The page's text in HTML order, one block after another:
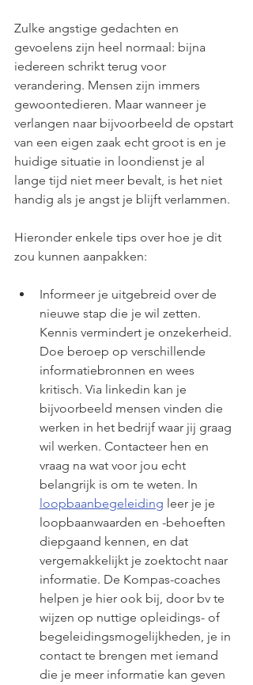
Zulke angstige gedachten en
gevoelens zijn heel normaal: bijna
iedereen schrikt terug voor
verandering. Mensen zijn immers
gewoontedieren. Maar wanneer je
verlangen naar bijvoorbeeld de opstart
van een eigen zaak echt groot is en je
huidige situatie in loondienst je al
lange tijd niet meer bevalt, is het niet
handig als je angst je blijft verlammen.
Hieronder enkele tips over hoe je dit
zou kunnen aanpakken:
Informeer je uitgebreid over de
nieuwe stap die je wil zetten.
Kennis vermindert je onzekerheid.
Doe beroep op verschillende
informatiebronnen en wees
kritisch. Via linkedin kan je
bijvoorbeeld mensen vinden die
werken in het bedrijf waar jij graag
wil werken. Contacteer hen en
vraag na wat voor jou echt
belangrijk is om te weten. In
loopbaanbegeleiding leer je je
loopbaanwaarden en -behoeften
diepgaand kennen, en dat
vergemakkelijkt je zoektocht naar
informatie. De Kompas-coaches
helpen je hier ook bij, door bv te
wijzen op nuttige opleidings- of
begeleidingsmogelijkheden, je in
contact te brengen met iemand
die je meer informatie kan geven